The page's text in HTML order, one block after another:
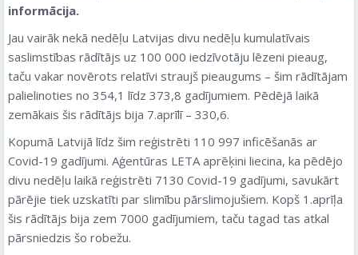
informācija.
Jau vairāk nekā nedēļu Latvijas divu nedēļu kumulatīvais
saslimstības rādītājs uz 100 000 iedzīvotāju lēzeni pieaug,
taču vakar novērots relatīvi straujš pieaugums – šim rādītājam
palielinoties no 354,1 līdz 373,8 gadījumiem. Pēdējā laikā
zemākais šis rādītājs bija 7.aprīlī – 330,6.
Kopumā Latvijā līdz šim reģistrēti 110 997 inficēšanās ar
Covid-19 gadījumi. Aģentūras LETA aprēķini liecina, ka pēdējo
divu nedēļu laikā reģistrēti 7130 Covid-19 gadījumi, savukārt
pārējie tiek uzskatīti par slimību pārslimojušiem. Kopš 1.aprīļa
šis rādītājs bija zem 7000 gadījumiem, taču tagad tas atkal
pārsniedzis šo robežu.